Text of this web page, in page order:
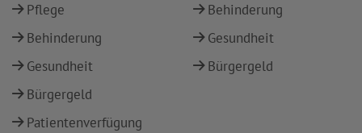
Pflege
Behinderung
Gesundheit
Bürgergeld
Patientenverfügung
Behinderung
Gesundheit
Bürgergeld